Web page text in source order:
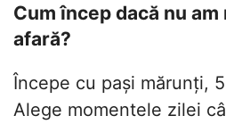
Cum încep dacă nu
afară?
Începe cu pași mărunți,
Alege momentele zilei